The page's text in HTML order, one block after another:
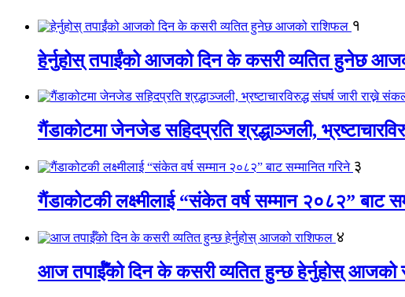
१
हेर्नुहोस् तपाईंको आजको दिन के कसरी व्यतित हुनेछ
गैंडाकोटमा जेनजेड सहिदप्रति श्रद्धाञ्जली,
३
गैंडाकोटकी लक्ष्मीलाई “संकेत वर्ष सम्मान २०८२” बाट
४
आज तपाईँको दिन के कसरी व्यतित हुन्छ हेर्नुहोस् आजको